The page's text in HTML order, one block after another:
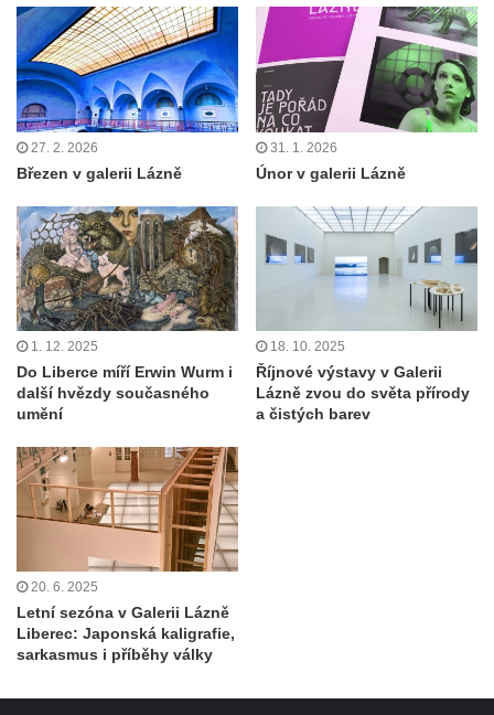
27. 2. 2026
Březen v galerii Lázně
31. 1. 2026
Únor v galerii Lázně
1. 12. 2025
Do Liberce míří Erwin Wurm i
další hvězdy současného
umění
18. 10. 2025
Říjnové výstavy v Galerii
Lázně zvou do světa přírody
a čistých barev
20. 6. 2025
Letní sezóna v Galerii Lázně
Liberec: Japonská kaligrafie,
sarkasmus i příběhy války